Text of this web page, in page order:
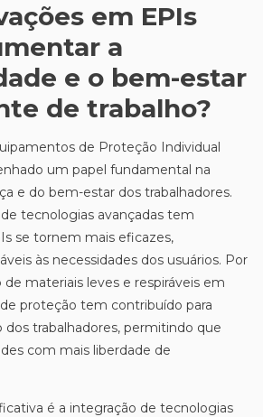
em EPIs
a
e o bem-estar
de trabalho?
de Proteção Individual
um papel fundamental na
e do bem-estar dos trabalhadores.
tecnologias avançadas tem
se tornem mais eficazes,
às necessidades dos usuários. Por
materiais leves e respiráveis em
proteção tem contribuído para
trabalhadores, permitindo que
com mais liberdade de
é a integração de tecnologias